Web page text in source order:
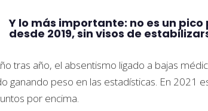
Y lo más importante: no es un
desde 2019, sin visos de
tras año, el absentismo ligado a bajas
ganando peso en las estadísticas. En 2021
por encima.